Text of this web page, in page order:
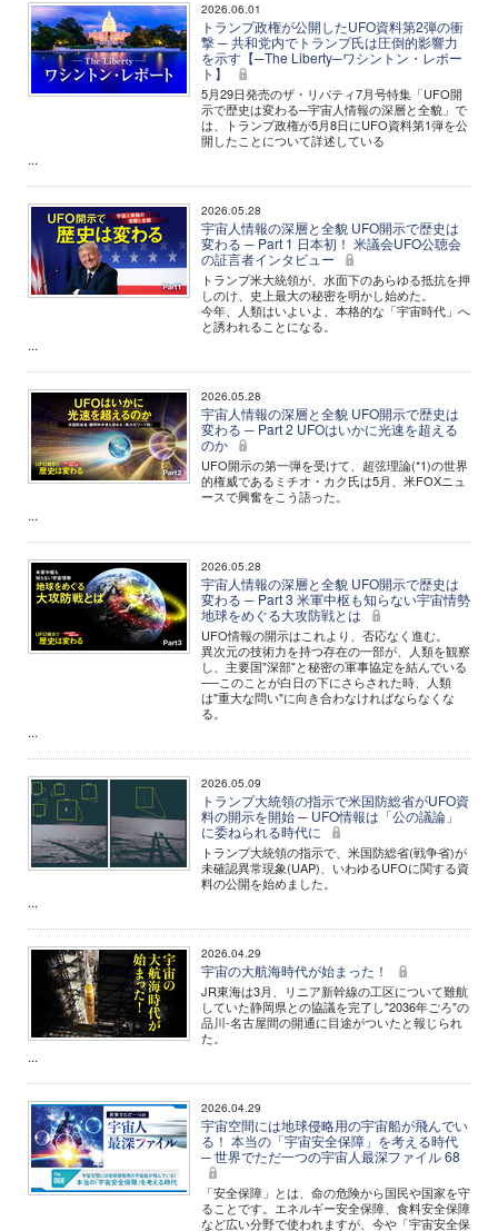
2026.06.01
トランプ政権が公開したUFO資料第2弾の衝
撃 ─ 共和党内でトランプ氏は圧倒的影響力
を示す【─The Liberty─ワシントン・レポー
ト】
5月29日発売のザ・リバティ7月号特集「UFO開
示で歴史は変わる─宇宙人情報の深層と全貌」で
は、トランプ政権が5月8日にUFO資料第1弾を公
開したことについて詳述している
...
2026.05.28
宇宙人情報の深層と全貌 UFO開示で歴史は
変わる ─ Part 1 日本初！ 米議会UFO公聴会
の証言者インタビュー
トランプ米大統領が、水面下のあらゆる抵抗を押
しのけ、史上最大の秘密を明かし始めた。
今年、人類はいよいよ、本格的な「宇宙時代」へ
と誘われることになる。
...
2026.05.28
宇宙人情報の深層と全貌 UFO開示で歴史は
変わる ─ Part 2 UFOはいかに光速を超える
のか
UFO開示の第一弾を受けて、超弦理論(*1)の世界
的権威であるミチオ・カク氏は5月、米FOXニュ
ースで興奮をこう語った。
...
2026.05.28
宇宙人情報の深層と全貌 UFO開示で歴史は
変わる ─ Part 3 米軍中枢も知らない宇宙情勢
地球をめぐる大攻防戦とは
UFO情報の開示はこれより、否応なく進む。
異次元の技術力を持つ存在の一部が、人類を観察
し、主要国"深部"と秘密の軍事協定を結んでいる
──このことが白日の下にさらされた時、人類
は"重大な問い"に向き合わなければならなくな
る。
...
2026.05.09
トランプ大統領の指示で米国防総省がUFO資
料の開示を開始 ─ UFO情報は「公の議論」
に委ねられる時代に
トランプ大統領の指示で、米国防総省(戦争省)が
未確認異常現象(UAP)、いわゆるUFOに関する資
料の公開を始めました。
...
2026.04.29
宇宙の大航海時代が始まった！
JR東海は3月、リニア新幹線の工区について難航
していた静岡県との協議を完了し"2036年ごろ"の
品川‐名古屋間の開通に目途がついたと報じられ
た。
...
2026.04.29
宇宙空間には地球侵略用の宇宙船が飛んでい
る！ 本当の「宇宙安全保障」を考える時代
─ 世界でただ一つの宇宙人最深ファイル 68
「安全保障」とは、命の危険から国民や国家を守
ることです。エネルギー安全保障、食料安全保障
など広い分野で使われますが、今や「宇宙安全保